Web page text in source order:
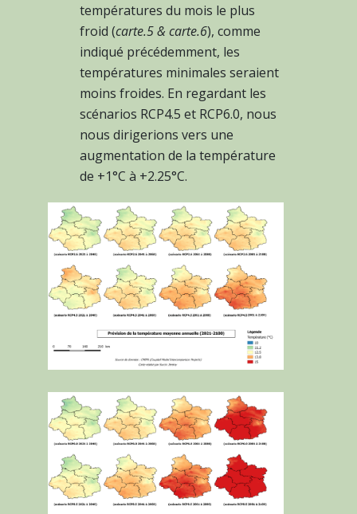
températures du mois le plus
froid (carte.5 & carte.6), comme
indiqué précédemment, les
températures minimales seraient
moins froides. En regardant les
scénarios RCP4.5 et RCP6.0, nous
nous dirigerions vers une
augmentation de la température
de +1°C à +2.25°C.